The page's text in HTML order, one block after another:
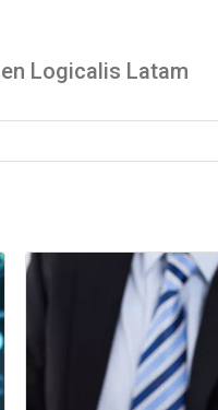
Logicalis Latam